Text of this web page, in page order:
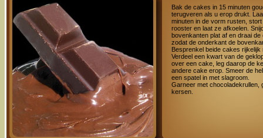
Bak de cakes in 15 minuten
terugveren als u erop drukt.
minuten in de vorm rusten,
rooster en laat ze afkoelen.
bovenkanten plat af en draai de
zodat de onderkant de
Besprenkel beide cakes rijkelijk
Verdeel een kwart van de
over een cake, leg daarop de
andere cake erop. Smeer de
een spatel in met slagroom.
Garneer met chocoladekrullen,
kersen.